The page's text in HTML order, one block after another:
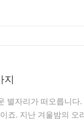
별자리가 떠오릅니다.
죠. 지난 겨울밤의 오